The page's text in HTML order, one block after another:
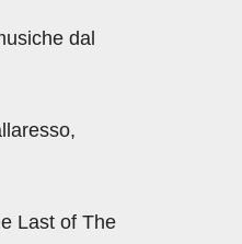
dal
Last of The